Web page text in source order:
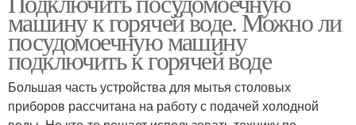
машину к горячей воде. Можно ли
посудомоечную машину
подключить к горячей воде
Большая часть устройства для мытья столовых
приборов рассчитана на работу с подачей холодной